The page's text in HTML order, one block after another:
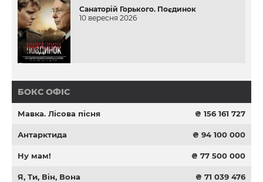
Санаторій Горького. Поєдинок
10 вересня 2026
БОКС ОФІС
Мавка. Лісова пісня ₴ 156 161 727
Антарктида ₴ 94 100 000
Ну мам! ₴ 77 500 000
Я, Ти, Він, Вона ₴ 71 039 476